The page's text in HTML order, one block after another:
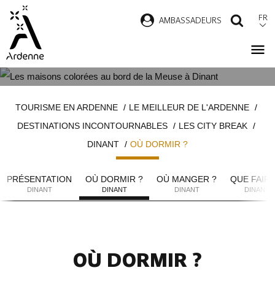
contenu
principal
AMBASSADEURS FR
d'ArianeTOURISME EN ARDENNE
LE MEILLEUR DE L'ARDENNE
DESTINATIONS INCONTOURNABLES
LES CITY BREAK
DINANT
OÙ DORMIR ?
PRÉSENTATION
DINANT
OÙ DORMIR ?
DINANT
OÙ MANGER ?
DINANT
QUE
DINANT
OÙ DORMIR ?